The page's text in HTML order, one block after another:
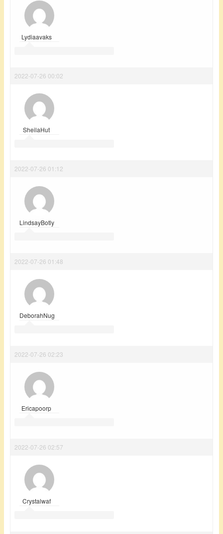
Lydiaavaks
2022-07-26 00:02
SheilaHut
2022-07-26 01:12
LindsayBotly
2022-07-26 01:48
DeborahNug
2022-07-26 02:23
Ericapoorp
2022-07-26 02:57
Crystalwaf